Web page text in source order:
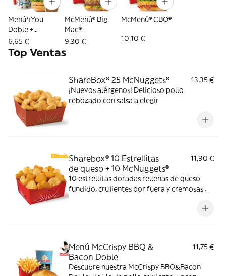
Menú4You
Doble +
Complemento
6,65 €
McMenú® Big
Mac®
9,30 €
McMenú® CBO®
10,10 €
Top Ventas
ShareBox® 25 McNuggets®
13,35 €
¡Nuevos alérgenos! Delicioso pollo
rebozado con salsa a elegir
Sharebox® 10 Estrellitas
de queso + 10 McNuggets®
11,90 €
10 estrellitas doradas rellenas de queso
fundido, crujientes por fuera y cremosas
Menú McCrispy BBQ &
Bacon Doble
11,75 €
Descubre nuestra McCrispy BBQ&Bacon